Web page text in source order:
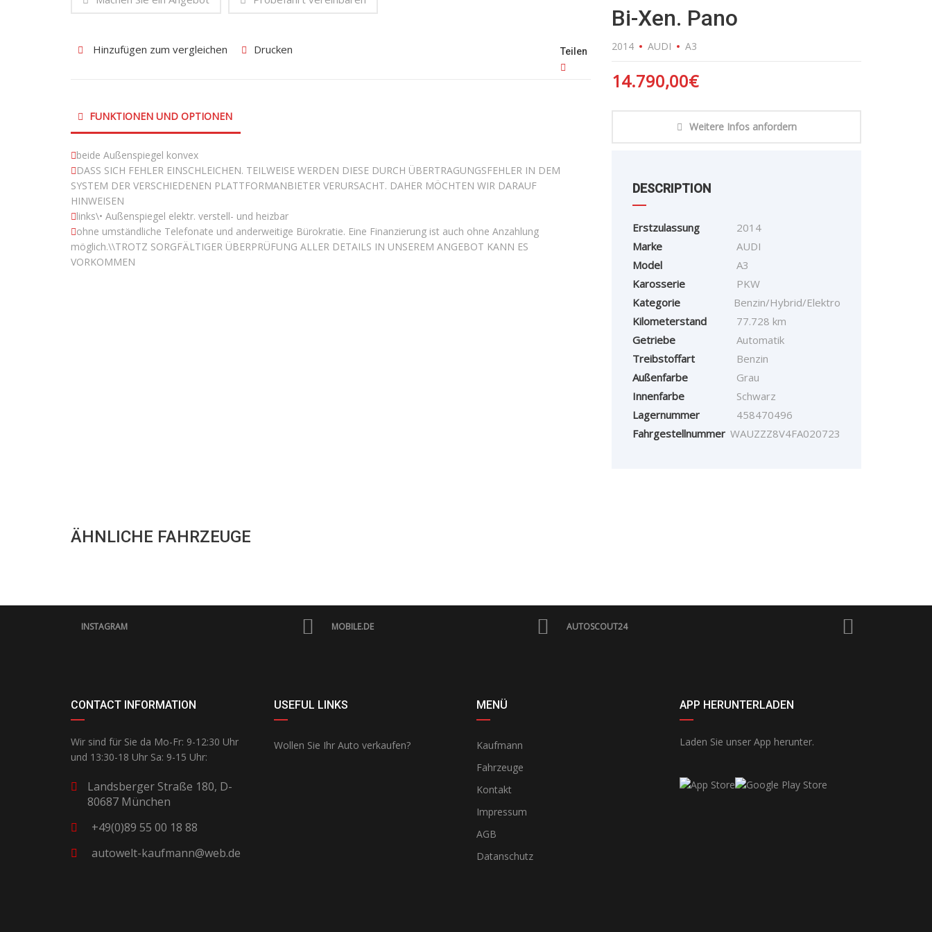
Hinzufügen zum vergleichen Drucken Teilen
FUNKTIONEN UND OPTIONEN
beide Außenspiegel konvex
DASS SICH FEHLER EINSCHLEICHEN. TEILWEISE WERDEN DIESE DURCH ÜBERTRAGUNGSFEHLER IN DEM
SYSTEM DER VERSCHIEDENEN PLATTFORMANBIETER VERURSACHT. DAHER MÖCHTEN WIR DARAUF
HINWEISEN
links\• Außenspiegel elektr. verstell- und heizbar
ohne umständliche Telefonate und anderweitige Bürokratie. Eine Finanzierung ist auch ohne Anzahlung
möglich.\\TROTZ SORGFÄLTIGER ÜBERPRÜFUNG ALLER DETAILS IN UNSEREM ANGEBOT KANN ES
VORKOMMEN
Bi-Xen. Pano
2014 AUDI A3
14.790,00€
Weitere Infos anfordern
DESCRIPTION
Erstzulassung
2014
Marke
AUDI
Model
A3
Karosserie
PKW
Kategorie
Benzin/Hybrid/Elektro
Kilometerstand
77.728 km
Getriebe
Automatik
Treibstoffart
Benzin
Außenfarbe
Grau
Innenfarbe
Schwarz
Lagernummer
458470496
Fahrgestellnummer WAUZZZ8V4FA020723
ÄHNLICHE FAHRZEUGE
INSTAGRAM MOBILE.DE AUTOSCOUT24
CONTACT INFORMATION
Wir sind für Sie da Mo-Fr: 9-12:30 Uhr
und 13:30-18 Uhr Sa: 9-15 Uhr:
Landsberger Straße 180, D-
80687 München
+49(0)89 55 00 18 88
autowelt-kaufmann@web.de
USEFUL LINKS
Wollen Sie Ihr Auto verkaufen?
MENÜ
Kaufmann
Fahrzeuge
Kontakt
Impressum
AGB
Datanschutz
APP HERUNTERLADEN
Laden Sie unser App herunter.